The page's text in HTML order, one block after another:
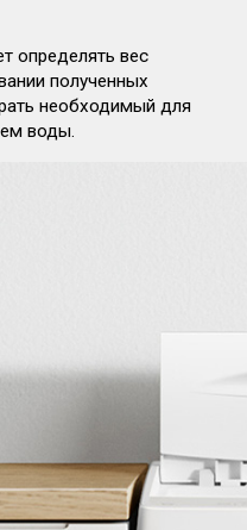
определять вес
полученных
необходимый для
воды.